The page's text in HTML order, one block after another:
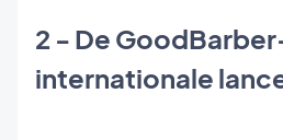
2 - De
internationale